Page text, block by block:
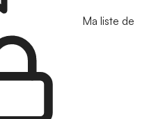
Ma liste de